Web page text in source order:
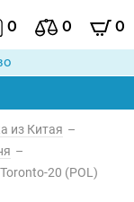
0 0 0
из Китая –
–
20 (POL)